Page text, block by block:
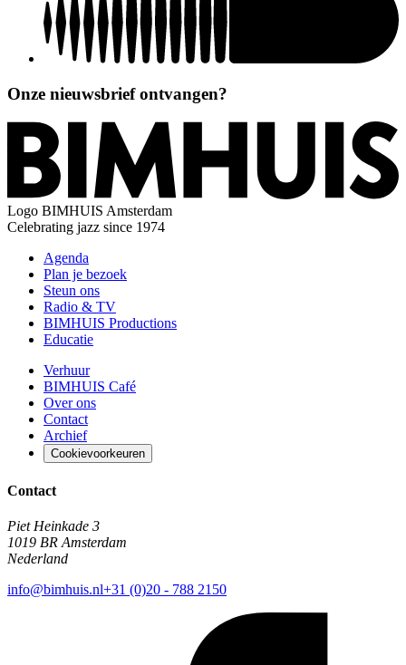
Onze nieuwsbrief ontvangen?
Logo BIMHUIS Amsterdam
Celebrating jazz since 1974
Agenda
Plan je bezoek
Steun ons
Radio & TV
BIMHUIS Productions
Educatie
Verhuur
BIMHUIS Café
Over ons
Contact
Archief
Cookievoorkeuren
Contact
Piet Heinkade 3
1019 BR Amsterdam
Nederland
info@bimhuis.nl+31 (0)20 - 788 2150